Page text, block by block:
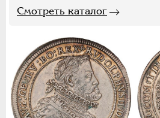
Смотреть каталог